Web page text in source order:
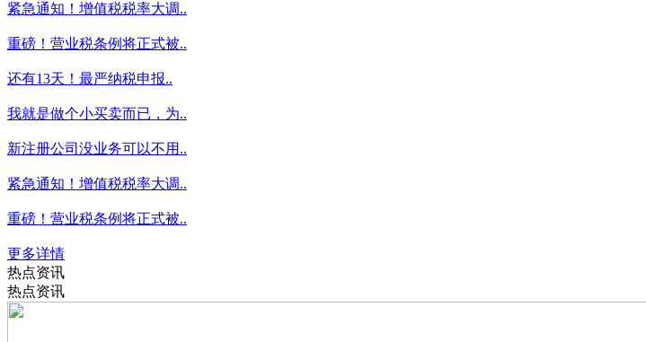
紧急通知！增值税税率大调..
重磅！营业税条例将正式被..
还有13天！最严纳税申报..
我就是做个小买卖而已，为..
新注册公司没业务可以不用..
紧急通知！增值税税率大调..
重磅！营业税条例将正式被..
更多详情
热点资讯
热点资讯